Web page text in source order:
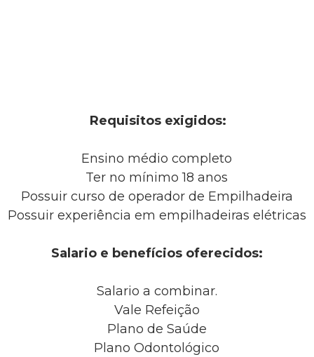
Requisitos exigidos:
Ensino médio completo
Ter no mínimo 18 anos
Possuir curso de operador de Empilhadeira
Possuir experiência em empilhadeiras elétricas
Salario e benefícios oferecidos:
Salario a combinar.
Vale Refeição
Plano de Saúde
Plano Odontológico